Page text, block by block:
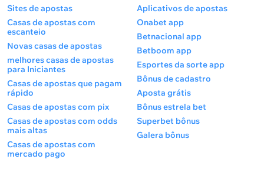
Sites de apostas
Casas de apostas com
escanteio
Novas casas de apostas
melhores casas de apostas
para Iniciantes
Casas de apostas que pagam
rápido
Casas de apostas com pix
Casas de apostas com odds
mais altas
Casas de apostas com
mercado pago
Aplicativos de apostas
Onabet app
Betnacional app
Betboom app
Esportes da sorte app
Bônus de cadastro
Aposta grátis
Bônus estrela bet
Superbet bônus
Galera bônus